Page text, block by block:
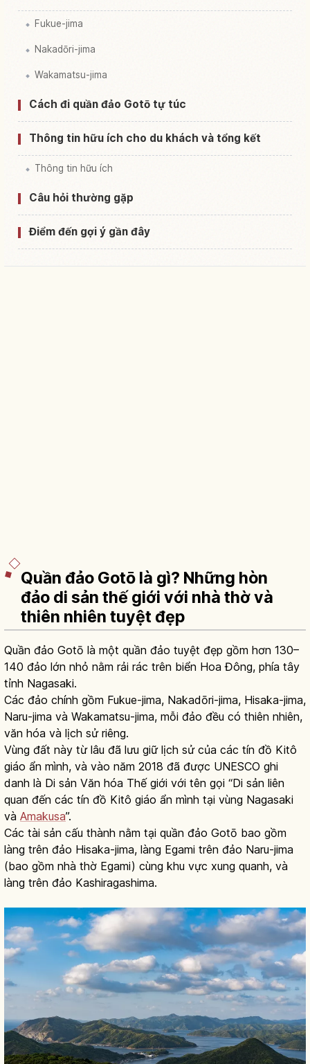
Fukue-jima
Nakadōri-jima
Wakamatsu-jima
Cách đi quần đảo Gotō tự túc
Thông tin hữu ích cho du khách và tổng kết
Thông tin hữu ích
Câu hỏi thường gặp
Điểm đến gợi ý gần đây
Quần đảo Gotō là gì? Những hòn
đảo di sản thế giới với nhà thờ và
thiên nhiên tuyệt đẹp
Quần đảo Gotō là một quần đảo tuyệt đẹp gồm hơn 130–
140 đảo lớn nhỏ nằm rải rác trên biển Hoa Đông, phía tây
tỉnh Nagasaki.
Các đảo chính gồm Fukue-jima, Nakadōri-jima, Hisaka-jima,
Naru-jima và Wakamatsu-jima, mỗi đảo đều có thiên nhiên,
văn hóa và lịch sử riêng.
Vùng đất này từ lâu đã lưu giữ lịch sử của các tín đồ Kitô
giáo ẩn mình, và vào năm 2018 đã được UNESCO ghi
danh là Di sản Văn hóa Thế giới với tên gọi “Di sản liên
quan đến các tín đồ Kitô giáo ẩn mình tại vùng Nagasaki
và Amakusa”.
Các tài sản cấu thành nằm tại quần đảo Gotō bao gồm
làng trên đảo Hisaka-jima, làng Egami trên đảo Naru-jima
(bao gồm nhà thờ Egami) cùng khu vực xung quanh, và
làng trên đảo Kashiragashima.